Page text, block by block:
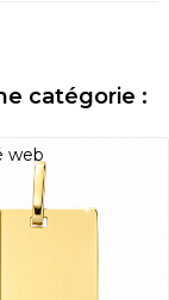
catégorie :
web